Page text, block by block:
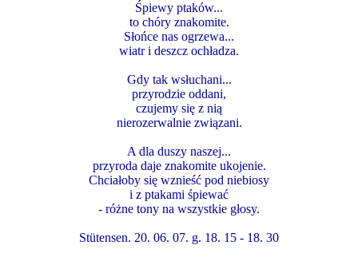
Śpiewy ptaków...
to chóry znakomite.
Słońce nas ogrzewa...
wiatr i deszcz ochładza.
Gdy tak wsłuchani...
przyrodzie oddani,
czujemy się z nią
nierozerwalnie związani.
A dla duszy naszej...
przyroda daje znakomite ukojenie.
Chciałoby się wznieść pod niebiosy
i z ptakami śpiewać
- różne tony na wszystkie głosy.
Stütensen. 20. 06. 07. g. 18. 15 - 18. 30